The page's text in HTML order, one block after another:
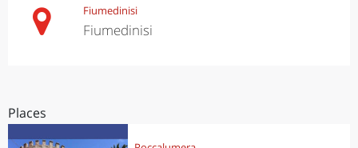
Fiumedinisi
Fiumedinisi
Places